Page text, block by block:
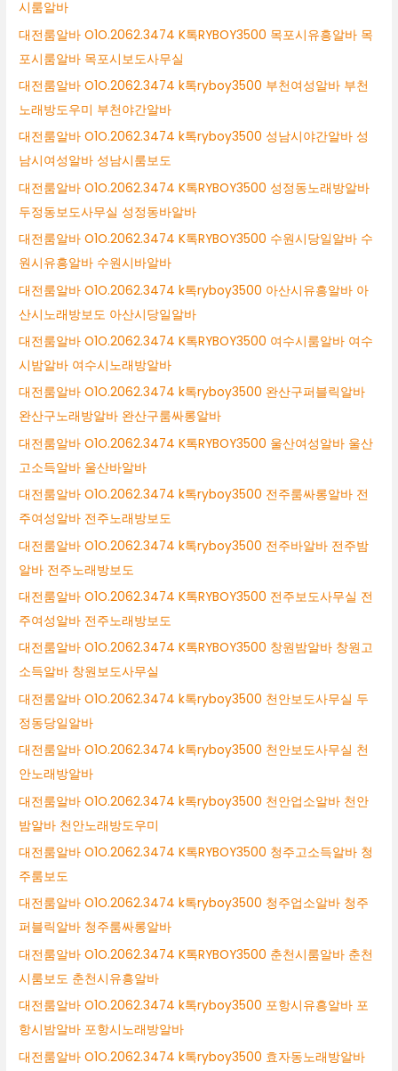
시룸알바
대전룸알바 O1O.2062.3474 K톡RYBOY3500 목포시유흥알바 목
포시룸알바 목포시보도사무실
대전룸알바 O1O.2062.3474 k톡ryboy3500 부천여성알바 부천
노래방도우미 부천야간알바
대전룸알바 O1O.2062.3474 k톡ryboy3500 성남시야간알바 성
남시여성알바 성남시룸보도
대전룸알바 O1O.2062.3474 K톡RYBOY3500 성정동노래방알바
두정동보도사무실 성정동바알바
대전룸알바 O1O.2062.3474 K톡RYBOY3500 수원시당일알바 수
원시유흥알바 수원시바알바
대전룸알바 O1O.2062.3474 k톡ryboy3500 아산시유흥알바 아
산시노래방보도 아산시당일알바
대전룸알바 O1O.2062.3474 K톡RYBOY3500 여수시룸알바 여수
시밤알바 여수시노래방알바
대전룸알바 O1O.2062.3474 k톡ryboy3500 완산구퍼블릭알바
완산구노래방알바 완산구룸싸롱알바
대전룸알바 O1O.2062.3474 K톡RYBOY3500 울산여성알바 울산
고소득알바 울산바알바
대전룸알바 O1O.2062.3474 k톡ryboy3500 전주룸싸롱알바 전
주여성알바 전주노래방보도
대전룸알바 O1O.2062.3474 k톡ryboy3500 전주바알바 전주밤
알바 전주노래방보도
대전룸알바 O1O.2062.3474 K톡RYBOY3500 전주보도사무실 전
주여성알바 전주노래방보도
대전룸알바 O1O.2062.3474 K톡RYBOY3500 창원밤알바 창원고
소득알바 창원보도사무실
대전룸알바 O1O.2062.3474 k톡ryboy3500 천안보도사무실 두
정동당일알바
대전룸알바 O1O.2062.3474 k톡ryboy3500 천안보도사무실 천
안노래방알바
대전룸알바 O1O.2062.3474 k톡ryboy3500 천안업소알바 천안
밤알바 천안노래방도우미
대전룸알바 O1O.2062.3474 K톡RYBOY3500 청주고소득알바 청
주룸보도
대전룸알바 O1O.2062.3474 k톡ryboy3500 청주업소알바 청주
퍼블릭알바 청주룸싸롱알바
대전룸알바 O1O.2062.3474 K톡RYBOY3500 춘천시룸알바 춘천
시룸보도 춘천시유흥알바
대전룸알바 O1O.2062.3474 k톡ryboy3500 포항시유흥알바 포
항시밤알바 포항시노래방알바
대전룸알바 O1O.2062.3474 k톡ryboy3500 효자동노래방알바